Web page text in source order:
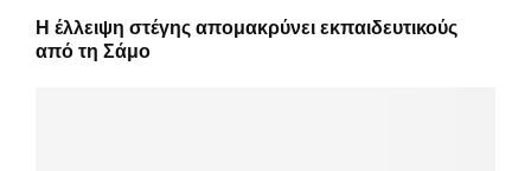
Η έλλειψη στέγης απομακρύνει εκπαιδευτικούς
από τη Σάμο